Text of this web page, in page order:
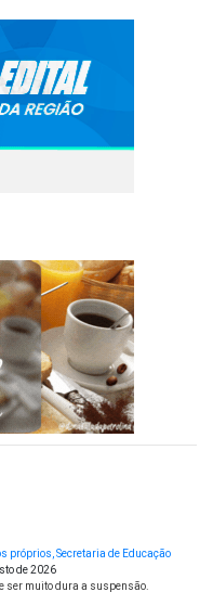
próprios, Secretaria de Educação
de 2026
ser muito dura a suspensão.